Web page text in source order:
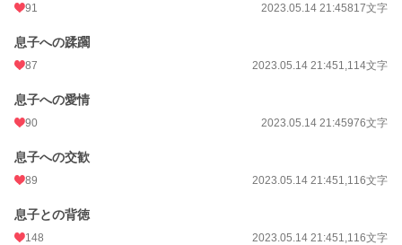
月間ポイント
年間ポイント 53,820 pt (9,863 位)
累計ポイント
91 2023.05.14 21:45817文字
息子への蹂躙
87 2023.05.14 21:451,114文字
息子への愛情
90 2023.05.14 21:45976文字
息子への交歓
89 2023.05.14 21:451,116文字
息子との背徳
148 2023.05.14 21:451,116文字